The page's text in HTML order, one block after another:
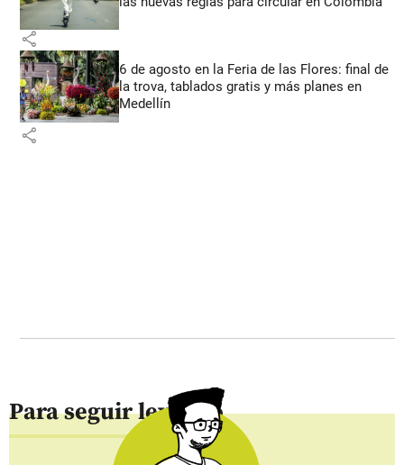
share
6 de agosto en la Feria de las Flores: final de
la trova, tablados gratis y más planes en
Medellín
share
Para seguir leyendo